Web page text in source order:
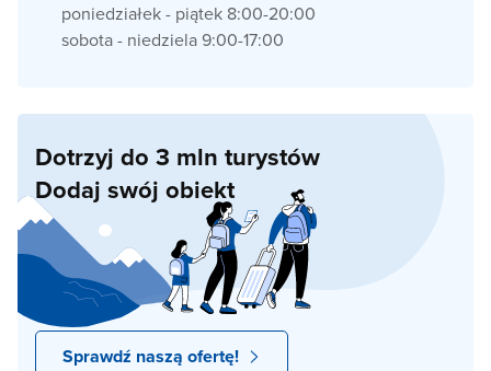
poniedziałek - piątek 8:00-20:00
sobota - niedziela 9:00-17:00
Dotrzyj do 3 mln turystów
Dodaj swój obiekt
Sprawdź naszą ofertę!